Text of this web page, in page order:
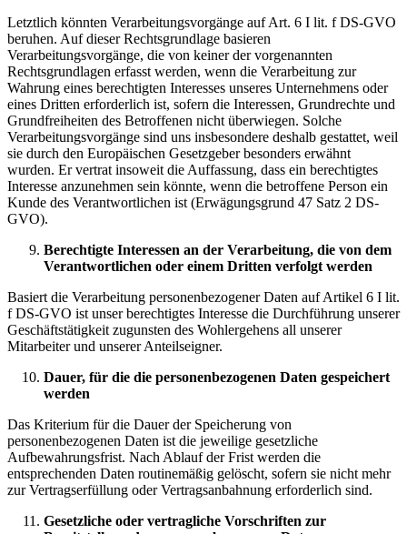
Letztlich könnten Verarbeitungsvorgänge auf Art. 6 I lit. f DS-GVO
beruhen. Auf dieser Rechtsgrundlage basieren
Verarbeitungsvorgänge, die von keiner der vorgenannten
Rechtsgrundlagen erfasst werden, wenn die Verarbeitung zur
Wahrung eines berechtigten Interesses unseres Unternehmens oder
eines Dritten erforderlich ist, sofern die Interessen, Grundrechte und
Grundfreiheiten des Betroffenen nicht überwiegen. Solche
Verarbeitungsvorgänge sind uns insbesondere deshalb gestattet, weil
sie durch den Europäischen Gesetzgeber besonders erwähnt
wurden. Er vertrat insoweit die Auffassung, dass ein berechtigtes
Interesse anzunehmen sein könnte, wenn die betroffene Person ein
Kunde des Verantwortlichen ist (Erwägungsgrund 47 Satz 2 DS-
GVO).
Berechtigte Interessen an der Verarbeitung, die von dem
Verantwortlichen oder einem Dritten verfolgt werden
Basiert die Verarbeitung personenbezogener Daten auf Artikel 6 I lit.
f DS-GVO ist unser berechtigtes Interesse die Durchführung unserer
Geschäftstätigkeit zugunsten des Wohlergehens all unserer
Mitarbeiter und unserer Anteilseigner.
Dauer, für die die personenbezogenen Daten gespeichert
werden
Das Kriterium für die Dauer der Speicherung von
personenbezogenen Daten ist die jeweilige gesetzliche
Aufbewahrungsfrist. Nach Ablauf der Frist werden die
entsprechenden Daten routinemäßig gelöscht, sofern sie nicht mehr
zur Vertragserfüllung oder Vertragsanbahnung erforderlich sind.
Gesetzliche oder vertragliche Vorschriften zur